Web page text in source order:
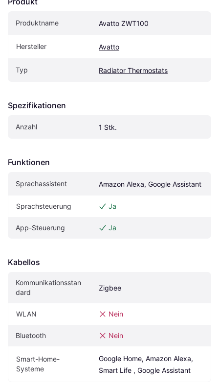
Produktname Avatto ZWT100
Hersteller Avatto
Typ Radiator Thermostats
Spezifikationen
Anzahl 1 Stk.
Funktionen
Sprachassistent Amazon Alexa, Google Assistant
Sprachsteuerung Ja
App-Steuerung Ja
Kabellos
Kommunikationsstan
dard
Zigbee
WLAN Nein
Bluetooth Nein
Smart-Home-
Systeme
Google Home, Amazon Alexa,
Smart Life , Google Assistant